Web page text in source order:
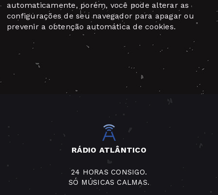
automaticamente, porém, você pode alterar as
configurações de seu navegador para apagar ou
prevenir a obtenção automática de cookies.
RÁDIO ATLÂNTICO
24 HORAS CONSIGO.
SÓ MÚSICAS CALMAS.